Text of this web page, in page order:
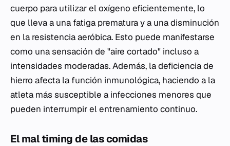
cuerpo para utilizar el oxígeno eficientemente, lo
que lleva a una fatiga prematura y a una disminución
en la resistencia aeróbica. Esto puede manifestarse
como una sensación de "aire cortado" incluso a
intensidades moderadas. Además, la deficiencia de
hierro afecta la función inmunológica, haciendo a la
atleta más susceptible a infecciones menores que
pueden interrumpir el entrenamiento continuo.
El mal timing de las comidas